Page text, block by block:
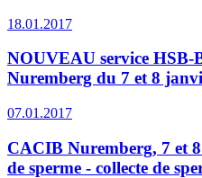
18.01.2017
NOUVEAU service
Nuremberg du 7 et 8
07.01.2017
CACIB Nuremberg, 7 et
de sperme - collecte de